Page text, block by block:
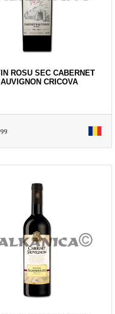
ROSU SEC CABERNET
CRICOVA